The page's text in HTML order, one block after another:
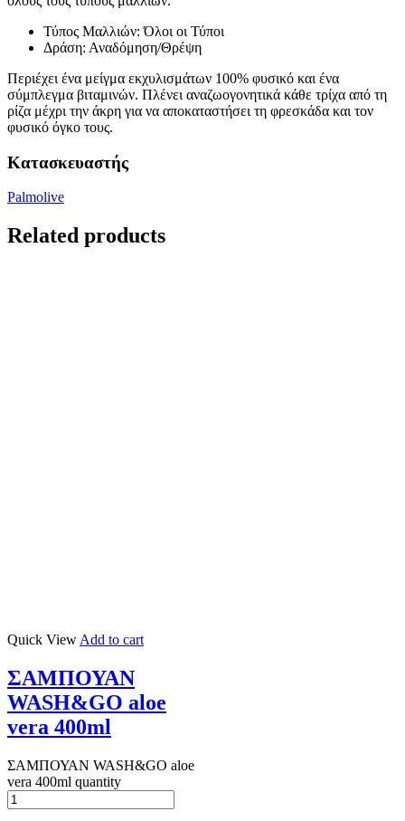
Τύπος Μαλλιών: Όλοι οι Τύποι
Δράση: Αναδόμηση/Θρέψη
Περιέχει ένα μείγμα εκχυλισμάτων 100% φυσικό και ένα
σύμπλεγμα βιταμινών. Πλένει αναζωογονητικά κάθε τρίχα από τη
ρίζα μέχρι την άκρη για να αποκαταστήσει τη φρεσκάδα και τον
φυσικό όγκο τους.
Κατασκευαστής
Palmolive
Related products
Quick View Add to cart
ΣΑΜΠΟΥΑΝ
WASH&GO aloe
vera 400ml
ΣΑΜΠΟΥΑΝ WASH&GO aloe
vera 400ml quantity